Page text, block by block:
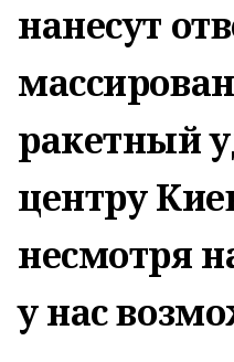
нанесут
ракетный
центру
несмотря
у нас